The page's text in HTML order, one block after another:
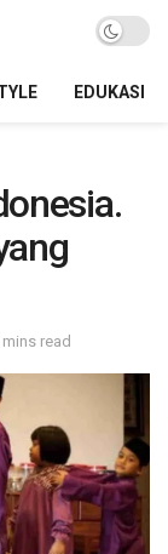
EDUKASI
read